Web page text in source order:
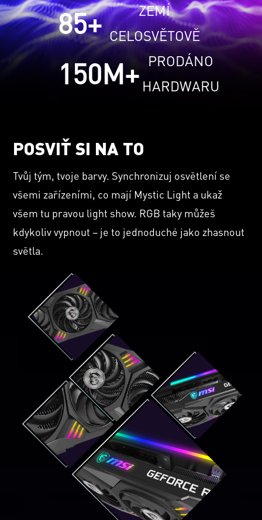
85+
ZEMÍ
CELOSVĚTOVĚ
150M+ PRODÁNO
HARDWARU
POSVIŤ SI NA TO
Tvůj tým, tvoje barvy. Synchronizuj osvětlení se
všemi zařízeními, co mají Mystic Light a ukaž
všem tu pravou light show. RGB taky můžeš
kdykoliv vypnout – je to jednoduché jako zhasnout
světla.